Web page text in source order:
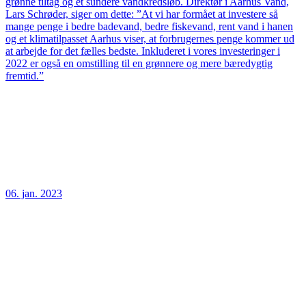
Lars Schrøder, siger om dette: ”At vi har formået at investere så
mange penge i bedre badevand, bedre fiskevand, rent vand i hanen
og et klimatilpasset Aarhus viser, at forbrugernes penge kommer ud
at arbejde for det fælles bedste. Inkluderet i vores investeringer i
2022 er også en omstilling til en grønnere og mere bæredygtig
fremtid.”
06. jan. 2023